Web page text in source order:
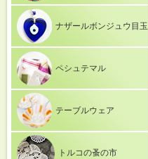
ナザールボンジュウ目玉
ペシュテマル
テーブルウェア
トルコの蚤の市